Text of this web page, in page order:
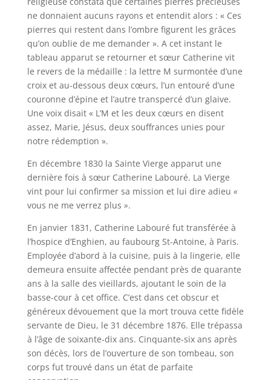
ne donnaient aucuns rayons et entendit alors : « Ces
pierres qui restent dans l’ombre figurent les grâces
qu’on oublie de me demander ». A cet instant le
tableau apparut se retourner et sœur Catherine vit
le revers de la médaille : la lettre M surmontée d’une
croix et au-dessous deux cœurs, l’un entouré d’une
couronne d’épine et l’autre transpercé d’un glaive.
Une voix disait « L’M et les deux cœurs en disent
assez, Marie, Jésus, deux souffrances unies pour
notre rédemption ».
En décembre 1830 la Sainte Vierge apparut une
dernière fois à sœur Catherine Labouré. La Vierge
vint pour lui confirmer sa mission et lui dire adieu «
vous ne me verrez plus ».
En janvier 1831, Catherine Labouré fut transférée à
l’hospice d’Enghien, au faubourg St-Antoine, à Paris.
Employée d’abord à la cuisine, puis à la lingerie, elle
demeura ensuite affectée pendant près de quarante
ans à la salle des vieillards, ajoutant le soin de la
basse-cour à cet office. C’est dans cet obscur et
généreux dévouement que la mort trouva cette fidèle
servante de Dieu, le 31 décembre 1876. Elle trépassa
à l’âge de soixante-dix ans. Cinquante-six ans après
son décès, lors de l’ouverture de son tombeau, son
corps fut trouvé dans un état de parfaite